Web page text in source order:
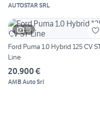
AUTOSTAR SRL
15
Ford Puma 1.0 Hybrid 125 CV
Line
20.900 €
AMB Auto Srl